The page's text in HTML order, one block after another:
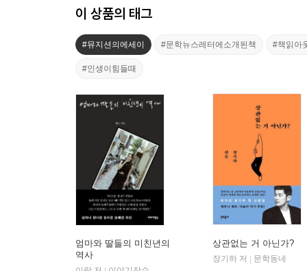
이 상품의 태그
#뮤지션의에세이 #문학뉴스레터에소개된책 #책읽아
#인생이힘들때
엄마와 딸들의 미친년의
역사
상관없는 거 아닌가?
장기하 저 | 문학동네